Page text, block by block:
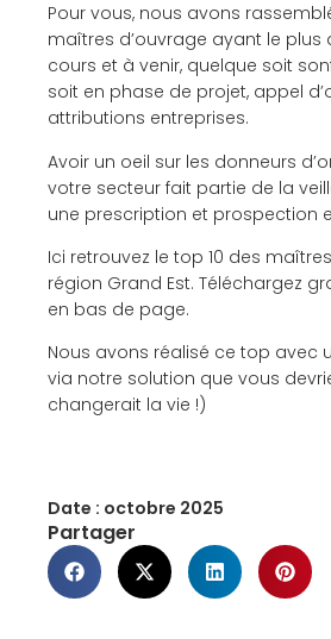
Pour vous, nous avons
maîtres d’ouvrage ayant le plus
cours et à venir, quelque soit
soit en phase de projet, appel
attributions entreprises.
Avoir un oeil sur les donneurs
votre secteur fait partie de la
une prescription et prospection
Ici retrouvez le top 10 des
région Grand Est. Téléchargez
en bas de page.
Nous avons réalisé ce top avec
via notre solution que vous
changerait la vie !)
Date : octobre 2025
Partager